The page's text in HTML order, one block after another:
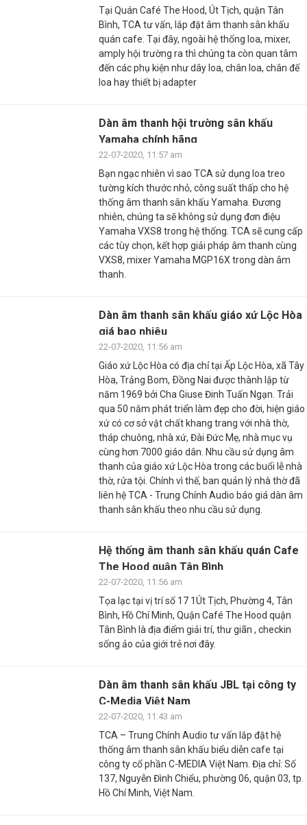
Tại Quán Café The Hood, Út Tịch, quận Tân
Bình, TCA tư vấn, lắp đặt âm thanh sân khấu
quán cafe. Tại đây, ngoài hệ thống loa, mixer,
amply hội trường ra thì chúng ta còn quan tâm
đến các phụ kiện như dây loa, chân loa, chân đế
loa hay thiết bị adapter
Dàn âm thanh hội trường sân khấu
Yamaha chính hãng
22-07-2020, 11:57 am
Bạn ngạc nhiên vì sao TCA sử dụng loa treo
tường kích thước nhỏ, công suất thấp cho hệ
thống âm thanh sân khấu Yamaha. Đương
nhiên, chúng ta sẽ không sử dụng đơn điệu
Yamaha VXS8 trong hệ thống. TCA sẽ cung cấp
các tùy chọn, kết hợp giải pháp âm thanh cùng
VXS8, mixer Yamaha MGP16X trong dàn âm
thanh.
Dàn âm thanh sân khấu giáo xứ Lộc Hòa
giá bao nhiêu
22-07-2020, 11:56 am
Giáo xứ Lộc Hòa có địa chỉ tại Ấp Lộc Hòa, xã Tây
Hòa, Trảng Bom, Ðồng Nai được thành lập từ
năm 1969 bởi Cha Giuse Đinh Tuấn Ngạn. Trải
qua 50 năm phát triển làm đẹp cho đời, hiện giáo
xứ có cơ sở vật chất khang trang với nhà thờ,
tháp chuông, nhà xứ, Đài Đức Mẹ, nhà mục vụ
cùng hơn 7000 giáo dân. Nhu cầu sử dụng âm
thanh của giáo xứ Lộc Hòa trong các buổi lễ nhà
thờ, rửa tội. Chính vì thế, ban quản lý nhà thờ đã
liên hệ TCA - Trung Chính Audio báo giá dàn âm
thanh sân khấu theo nhu cầu sử dụng.
Hệ thống âm thanh sân khấu quán Cafe
The Hood quận Tân Bình
22-07-2020, 11:56 am
Tọa lạc tại vị trí số 17 1Út Tịch, Phường 4, Tân
Bình, Hồ Chí Minh, Quận Café The Hood quận
Tân Bình là địa điểm giải trí, thư giãn , checkin
sống ảo của giới trẻ nơi đây.
Dàn âm thanh sân khấu JBL tại công ty
C-Media Việt Nam
22-07-2020, 11:43 am
TCA – Trung Chính Audio tư vấn lắp đặt hệ
thống âm thanh sân khấu biểu diễn cafe tại
công ty cổ phần C-MEDIA Việt Nam. Địa chỉ: Số
137, Nguyễn Đình Chiểu, phường 06, quận 03, tp.
Hồ Chí Minh, Việt Nam.